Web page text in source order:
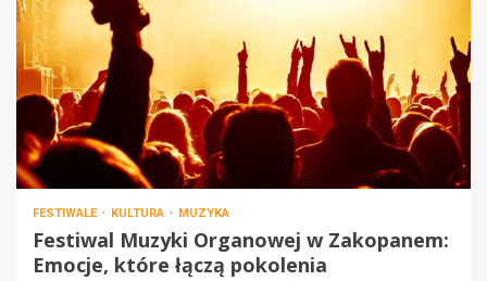
FESTIWALE KULTURA MUZYKA
Festiwal Muzyki Organowej w Zakopanem:
Emocje, które łączą pokolenia